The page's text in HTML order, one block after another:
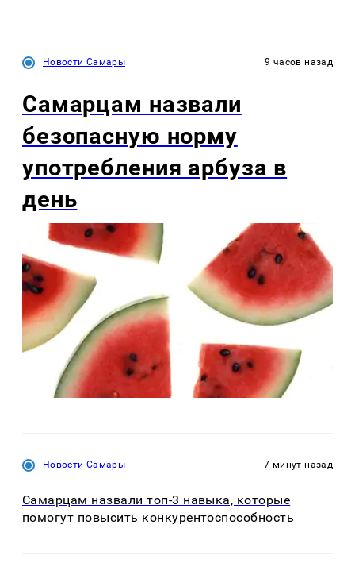
Новости Самары 9 часов назад
Самарцам назвали
безопасную норму
употребления арбуза в
день
Новости Самары 7 минут назад
Самарцам назвали топ-3 навыка, которые
помогут повысить конкурентоспособность